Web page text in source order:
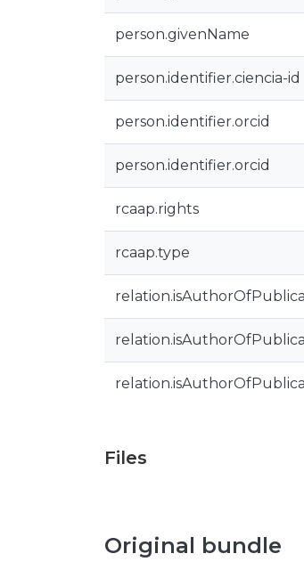
person.givenName
person.identifier.ciencia-id
person.identifier.orcid
person.identifier.orcid
rcaap.rights
rcaap.type
Files
Original bundle